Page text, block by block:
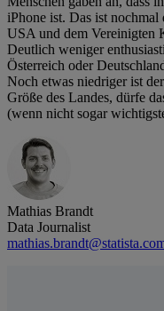
iPhone ist. Das ist
USA und dem Vereinigten
Deutlich weniger
Österreich oder
Noch etwas niedriger ist
Größe des Landes, dürfe
(wenn nicht sogar
Mathias Brandt
Data Journalist